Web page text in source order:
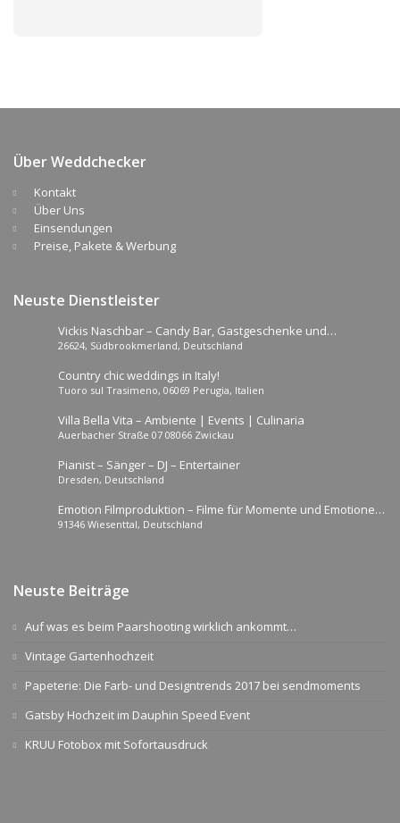
Über Weddchecker
Kontakt
Über Uns
Einsendungen
Preise, Pakete & Werbung
Neuste Dienstleister
Vickis Naschbar – Candy Bar, Gastgeschenke und
Luftballons
26624, Südbrookmerland, Deutschland
Country chic weddings in Italy!
Tuoro sul Trasimeno, 06069 Perugia, Italien
Villa Bella Vita – Ambiente | Events | Culinaria
Auerbacher Straße 07 08066 Zwickau
Pianist – Sänger – DJ – Entertainer
Dresden, Deutschland
Emotion Filmproduktion – Filme für Momente und Emotionen
die so nicht wiederkommen
91346 Wiesenttal, Deutschland
Neuste Beiträge
Auf was es beim Paarshooting wirklich ankommt…
Vintage Gartenhochzeit
Papeterie: Die Farb- und Designtrends 2017 bei sendmoments
Gatsby Hochzeit im Dauphin Speed Event
KRUU Fotobox mit Sofortausdruck